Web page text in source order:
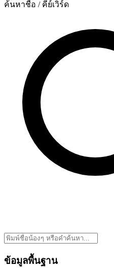
ค้นหาชื่อ / คีย์เวิร์ด
ข้อมูลพื้นฐาน